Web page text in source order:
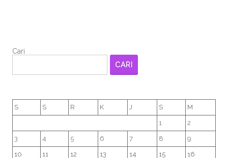
Cari
CARI
S S R K J S M
1 2
3 4 5 6 7 8 9
10 11 12 13 14 15 16